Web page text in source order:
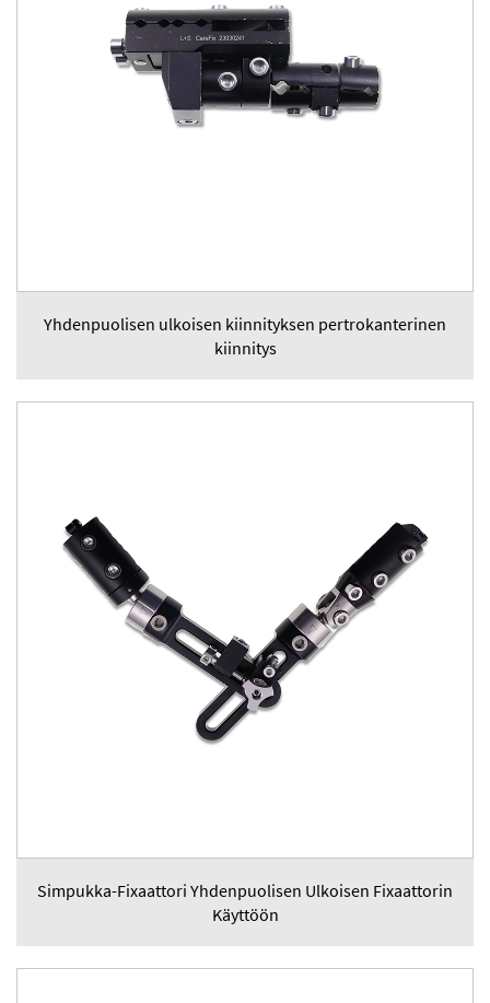
Yhdenpuolisen ulkoisen kiinnityksen pertrokanterinen
kiinnitys
Simpukka-Fixaattori Yhdenpuolisen Ulkoisen Fixaattorin
Käyttöön